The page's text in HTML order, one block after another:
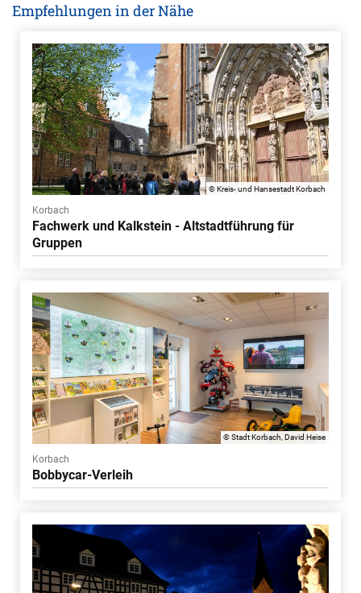
Empfehlungen in der Nähe
© Kreis- und Hansestadt Korbach
Korbach
Fachwerk und Kalkstein - Altstadtführung für
Gruppen
© Stadt Korbach, David Heise
Korbach
Bobbycar-Verleih